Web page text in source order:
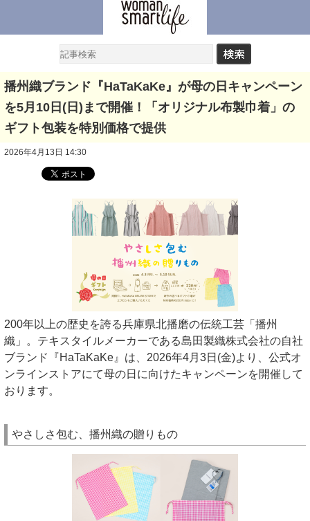
播州織ブランド『HaTaKaKe』が母の日キャンペーン
を5月10日(日)まで開催！「オリジナル布製巾着」の
ギフト包装を特別価格で提供
2026年4月13日 14:30
200年以上の歴史を誇る兵庫県北播磨の伝統工芸「播州
織」。テキスタイルメーカーである島田製織株式会社の自社
ブランド『HaTaKaKe』は、2026年4月3日(金)より、公式オ
ンラインストアにて母の日に向けたキャンペーンを開催して
おります。
やさしさ包む、播州織の贈りもの